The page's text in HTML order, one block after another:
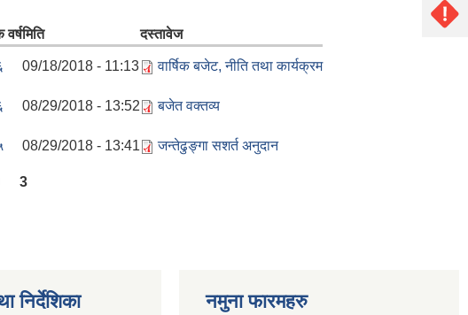
वर्षमिति दस्तावेज
09/18/2018 - 11:13 वार्षिक बजेट, नीति तथा कार्यक्रम
08/29/2018 - 13:52 बजेत वक्तव्य
08/29/2018 - 13:41 जन्तेढुङ्गा सशर्त अनुदान
3
निर्देशिका नमुना फारमहरु